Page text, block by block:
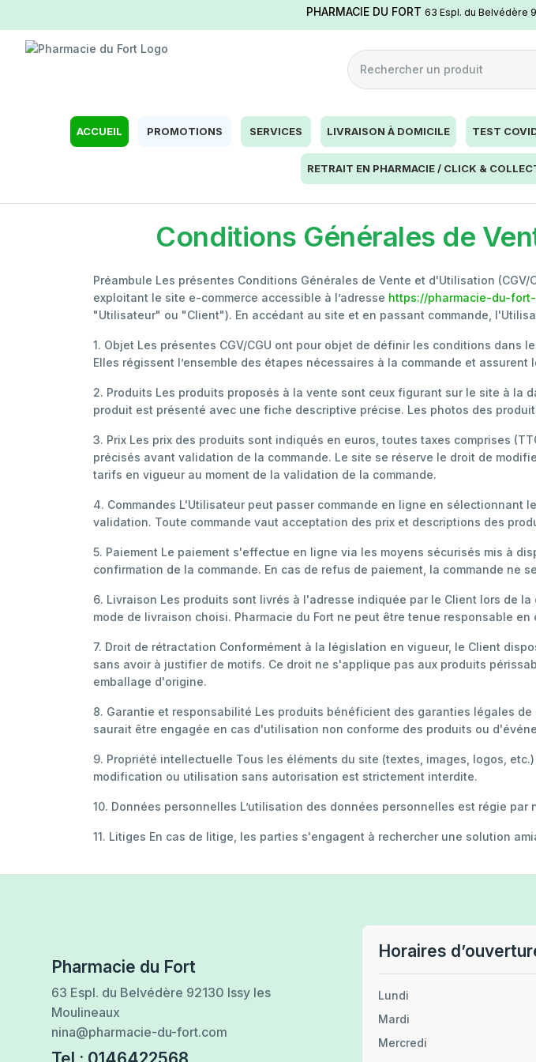
PHARMACIE DU FORT 63 Espl. du Belvédère
ACCUEIL PROMOTIONS SERVICES LIVRAISON À DOMICILE TEST
RETRAIT EN PHARMACIE / CLICK &
Conditions Générales de
Préambule Les présentes Conditions Générales de Vente et d'Utilisation
exploitant le site e-commerce accessible à l’adresse https://pharmacie-du-
"Utilisateur" ou "Client"). En accédant au site et en passant commande,
1. Objet Les présentes CGV/CGU ont pour objet de définir les conditions
Elles régissent l’ensemble des étapes nécessaires à la commande et
2. Produits Les produits proposés à la vente sont ceux figurant sur le site à
produit est présenté avec une fiche descriptive précise. Les photos des
3. Prix Les prix des produits sont indiqués en euros, toutes taxes comprises
précisés avant validation de la commande. Le site se réserve le droit de
tarifs en vigueur au moment de la validation de la commande.
4. Commandes L'Utilisateur peut passer commande en ligne en
validation. Toute commande vaut acceptation des prix et descriptions des
5. Paiement Le paiement s'effectue en ligne via les moyens sécurisés mis à
confirmation de la commande. En cas de refus de paiement, la commande ne
6. Livraison Les produits sont livrés à l'adresse indiquée par le Client lors de
mode de livraison choisi. Pharmacie du Fort ne peut être tenue responsable
7. Droit de rétractation Conformément à la législation en vigueur, le Client
sans avoir à justifier de motifs. Ce droit ne s'applique pas aux produits
emballage d'origine.
8. Garantie et responsabilité Les produits bénéficient des garanties légales
saurait être engagée en cas d'utilisation non conforme des produits ou
9. Propriété intellectuelle Tous les éléments du site (textes, images, logos,
modification ou utilisation sans autorisation est strictement interdite.
10. Données personnelles L’utilisation des données personnelles est régie
11. Litiges En cas de litige, les parties s'engagent à rechercher une solution
Pharmacie du Fort
63 Espl. du Belvédère 92130 Issy les
Moulineaux
nina@pharmacie-du-fort.com
Horaires
Lundi
Mardi
Mercredi